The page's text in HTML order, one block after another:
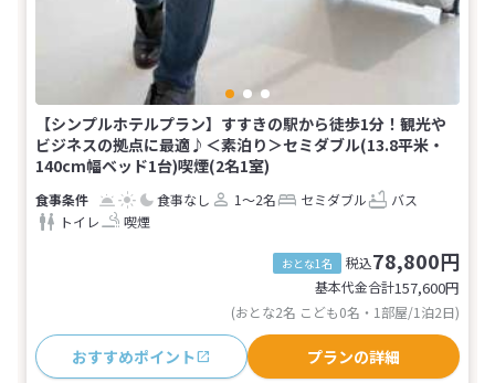
【シンプルホテルプラン】すすきの駅から徒歩1分！観光や
ビジネスの拠点に最適♪＜素泊り＞セミダブル(13.8平米・
140cm幅ベッド1台)喫煙(2名1室)
食事なし 1～2名 セミダブル
バス
トイレ
喫煙
おとな1名 税込78,800円
基本代金合計157,600円
(おとな2名 こども0名・1部屋/1泊2日)
おすすめポイント プランの詳細